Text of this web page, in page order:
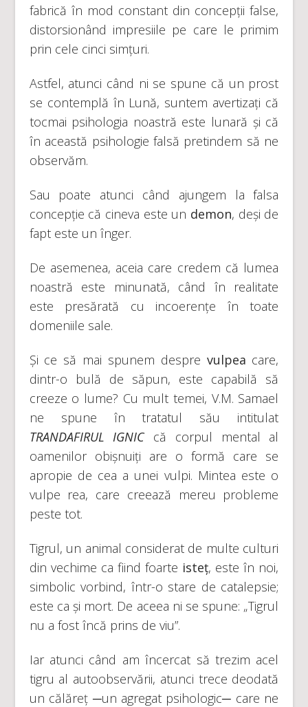
fabrică în mod constant din concepții false,
distorsionând impresiile pe care le primim
prin cele cinci simțuri.
Astfel, atunci când ni se spune că un prost
se contemplă în Lună, suntem avertizați că
tocmai psihologia noastră este lunară și că
în această psihologie falsă pretindem să ne
observăm.
Sau poate atunci când ajungem la falsa
concepție că cineva este un demon, deși de
fapt este un înger.
De asemenea, aceia care credem că lumea
noastră este minunată, când în realitate
este presărată cu incoerențe în toate
domeniile sale.
Și ce să mai spunem despre vulpea care,
dintr-o bulă de săpun, este capabilă să
creeze o lume? Cu mult temei, V.M. Samael
ne spune în tratatul său intitulat
TRANDAFIRUL IGNICcă corpul mental al
oamenilor obișnuiți are o formă care se
apropie de cea a unei vulpi. Mintea este o
vulpe rea, care creează mereu probleme
peste tot.
Tigrul, un animal considerat de multe culturi
din vechime ca fiind foarte isteț, este în noi,
simbolic vorbind, într-o stare de catalepsie;
este ca și mort. De aceea ni se spune: „Tigrul
nu a fost încă prins de viu”.
Iar atunci când am încercat să trezim acel
tigru al autoobservării, atunci trece deodată
un călăreț ─un agregat psihologic─ care ne